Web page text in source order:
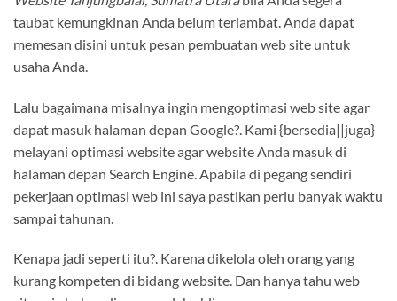
taubat kemungkinan Anda belum terlambat. Anda dapat
memesan disini untuk pesan pembuatan web site untuk
usaha Anda.
Lalu bagaimana misalnya ingin mengoptimasi web site agar
dapat masuk halaman depan Google?. Kami {bersedia||juga}
melayani optimasi website agar website Anda masuk di
halaman depan Search Engine. Apabila di pegang sendiri
pekerjaan optimasi web ini saya pastikan perlu banyak waktu
sampai tahunan.
Kenapa jadi seperti itu?. Karena dikelola oleh orang yang
kurang kompeten di bidang website. Dan hanya tahu web